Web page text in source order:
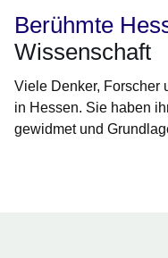
Berühmte
Wissenschaft
Viele Denker, Forscher
in Hessen. Sie haben
gewidmet und